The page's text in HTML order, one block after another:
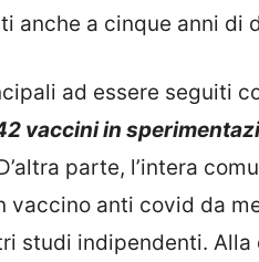
anche a cinque anni di
ad essere seguiti
vaccini in
parte, l’intera
vaccino anti covid da
studi indipendenti. Alla